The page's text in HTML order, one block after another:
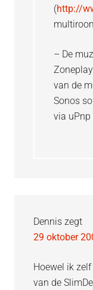
(http://
– De
van de
Sonos
via uPnp
Dennis zegt
29 oktober
Hoewel ik
van de